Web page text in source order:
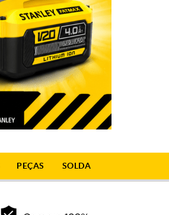
PEÇAS SOLDA